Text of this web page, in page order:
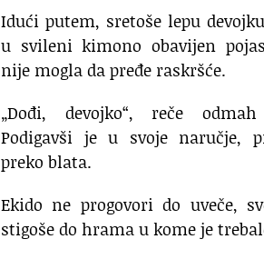
Idući putem, sretoše lepu
u svileni kimono obavijen
nije mogla da pređe raskršće.
„Dođi, devojko“, reče
Podigavši je u svoje naručje,
preko blata.
Ekido ne progovori do uveče,
stigoše do hrama u kome je